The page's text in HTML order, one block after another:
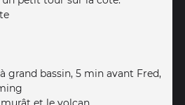
grand bassin, 5 min avant Fred,